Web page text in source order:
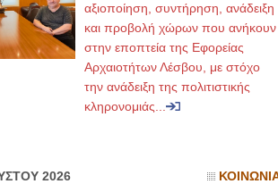
αξιοποίηση, συντήρηση, ανάδειξη
και προβολή χώρων που ανήκουν
στην εποπτεία της Εφορείας
Αρχαιοτήτων Λέσβου, με στόχο
την ανάδειξη της πολιτιστικής
κληρονομιάς...
2026
ΙΩΑΝΝΗΣ Α. ΜΑΛΛΙΑΣ
ΧΕΙΡΟΥΡΓΟΣ
ΟΦΘΑΛΜΙΑΤΡΟΣ
Διδάκτωρ Ιατρικής Σχολής
Πανεπιστημίου Αθηνών
Καλλιπόλεως 3,Νέα Σμύρνη,
τηλ:210-9320215
Καβέτσου 10, Μυτιλήνη, τηλ:
Χειρουργός Ωτορινολαρυγγολόγος